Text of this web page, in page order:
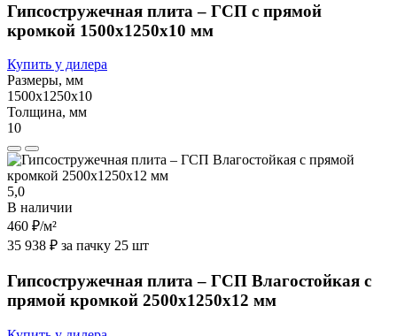
Гипсостружечная плита – ГСП с прямой
кромкой 1500х1250х10 мм
Купить у дилера
Размеры, мм
1500х1250х10
Толщина, мм
10
5,0
В наличии
460 ₽/м²
35 938 ₽ за пачку 25 шт
Гипсостружечная плита – ГСП Влагостойкая с
прямой кромкой 2500х1250х12 мм